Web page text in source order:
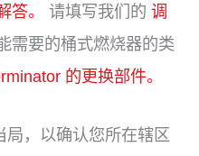
答。 请填写我们的 调
需要的桶式燃烧器的类
的更换部件。
，以确认您所在辖区